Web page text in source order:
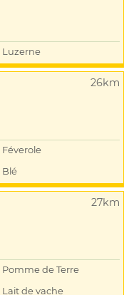
Luzerne
26km
Féverole
Blé
27km
Pomme de Terre
Lait de vache